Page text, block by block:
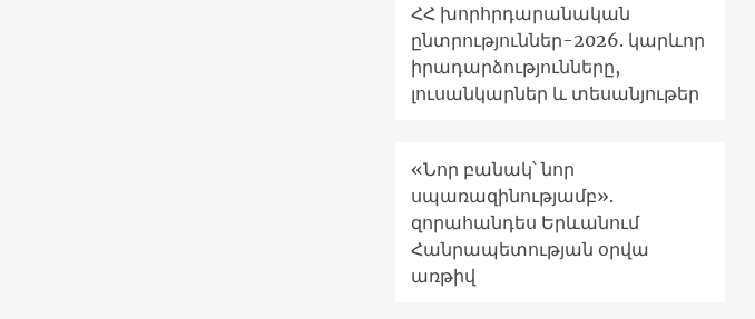
ՀՀ խորհրդարանական
ընտրություններ-2026. կարևոր
իրադարձությունները,
լուսանկարներ և տեսանյութեր
«Նոր բանակ՝ նոր
սպառազինությամբ».
զորահանդես Երևանում
Հանրապետության օրվա
առթիվ